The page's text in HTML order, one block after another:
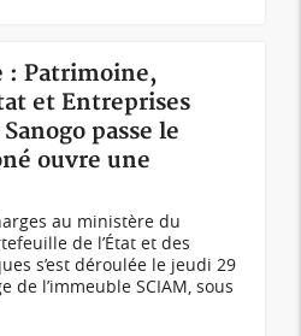
: Patrimoine,
et Entreprises
passe le
ouvre une
au ministère du
de l’État et des
s’est déroulée le jeudi 29
de l’immeuble SCIAM, sous